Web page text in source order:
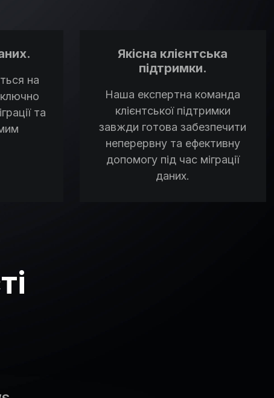
на
та
Якісна клієнтська
підтримки.
Наша експертна команда
клієнтської підтримки
завжди готова забезпечити
неперервну та ефективну
допомогу під час міграції
даних.